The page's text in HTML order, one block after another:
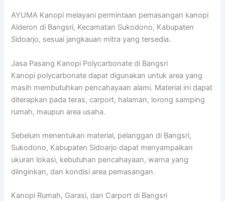
AYUMA Kanopi melayani permintaan pemasangan kanopi
Alderon di Bangsri, Kecamatan Sukodono, Kabupaten
Sidoarjo, sesuai jangkauan mitra yang tersedia.
Jasa Pasang Kanopi Polycarbonate di Bangsri
Kanopi polycarbonate dapat digunakan untuk area yang
masih membutuhkan pencahayaan alami. Material ini dapat
diterapkan pada teras, carport, halaman, lorong samping
rumah, maupun area usaha.
Sebelum menentukan material, pelanggan di Bangsri,
Sukodono, Kabupaten Sidoarjo dapat menyampaikan
ukuran lokasi, kebutuhan pencahayaan, warna yang
diinginkan, dan kondisi area pemasangan.
Kanopi Rumah, Garasi, dan Carport di Bangsri